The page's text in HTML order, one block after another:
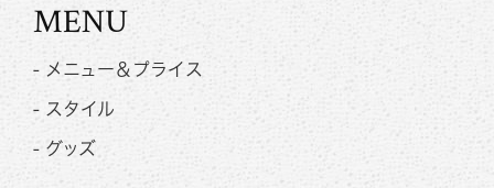
MENU
- メニュー＆プライス
- スタイル
- グッズ